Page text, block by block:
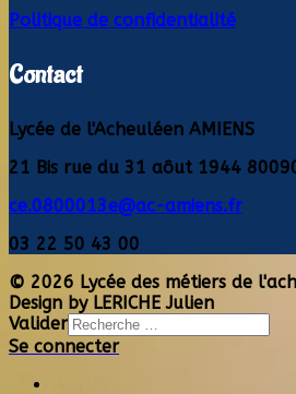
Politique de confidentialité
Contact
Lycée de l'Acheuléen AMIENS
21 Bis rue du 31 aôut 1944
ce.0800013e@ac-amiens.fr
03 22 50 43 00
© 2026 Lycée des métiers de
Design by LERICHE Julien
Valider
Type 2 or more
Se connecter